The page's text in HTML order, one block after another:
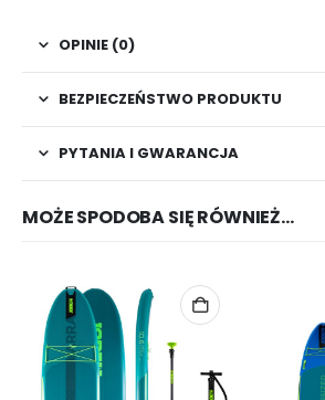
OPINIE (0)
BEZPIECZEŃSTWO PRODUKTU
PYTANIA I GWARANCJA
MOŻE SPODOBA SIĘ RÓWNIEŻ…